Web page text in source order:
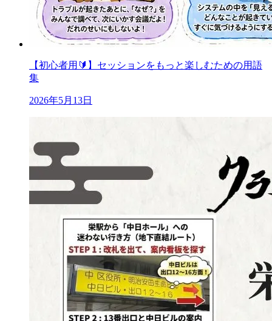
【初心者用🔰】セッションをもっと楽しむための用語
集
2026年5月13日